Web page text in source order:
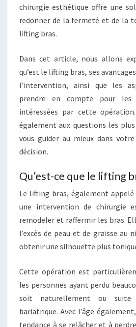
chirurgie esthétique offre une
redonner de la fermeté et de la
lifting bras.
Dans cet article, nous allons
qu’est le lifting bras, ses
l’intervention, ainsi que les
prendre en compte pour les
intéressées par cette
également aux questions les
vous guider au mieux dans
décision.
Qu’est-ce que le lifting
Le lifting bras, également
une intervention de chirurgie
remodeler et raffermir les bras.
l’excès de peau et de graisse au
obtenir une silhouette plus
Cette opération est
les personnes ayant perdu
soit naturellement ou
bariatrique. Avec l’âge
tendance à se relâcher et à